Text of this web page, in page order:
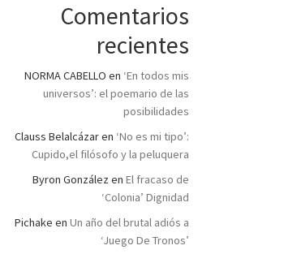
Comentarios
recientes
NORMA CABELLO en ‘En todos mis
universos’: el poemario de las
posibilidades
Clauss Belalcázaren ‘No es mi tipo’:
Cupido,el filósofo y la peluquera
Byron González en El fracaso de
‘Colonia’ Dignidad
Pichake en Un año del brutal adiós a
‘Juego De Tronos’